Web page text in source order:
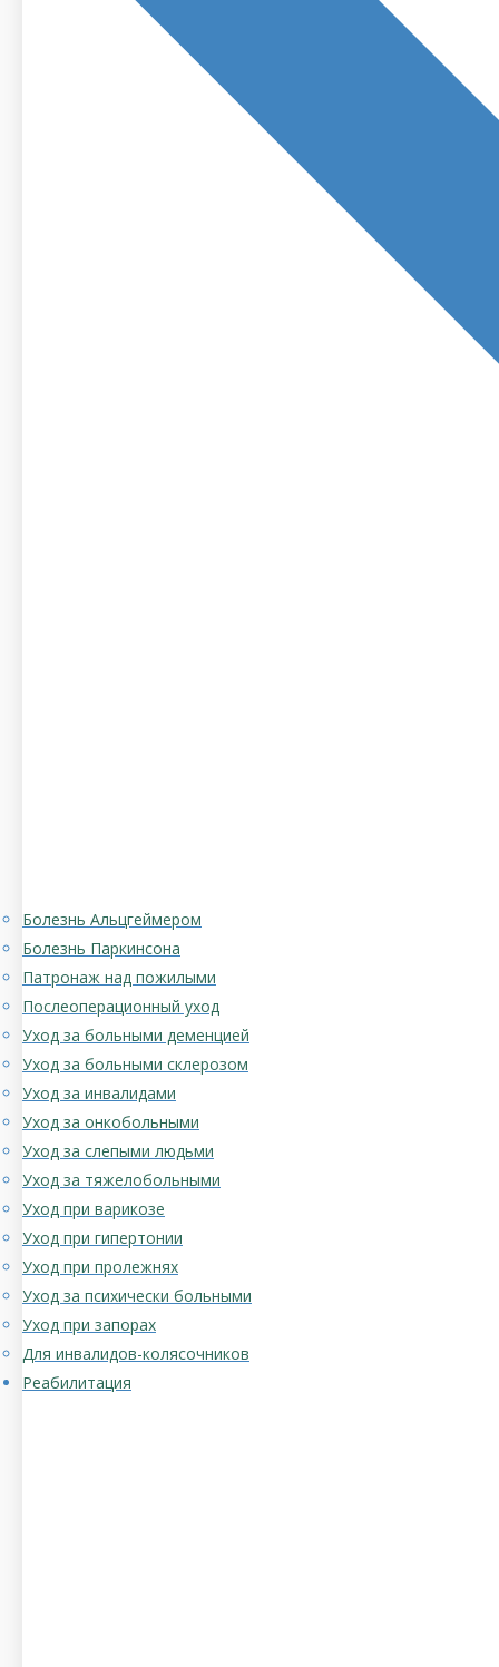
Болезнь Альцгеймером
Болезнь Паркинсона
Патронаж над пожилыми
Послеоперационный уход
Уход за больными деменцией
Уход за больными склерозом
Уход за инвалидами
Уход за онкобольными
Уход за слепыми людьми
Уход за тяжелобольными
Уход при варикозе
Уход при гипертонии
Уход при пролежнях
Уход за психически больными
Уход при запорах
Для инвалидов-колясочников
Реабилитация